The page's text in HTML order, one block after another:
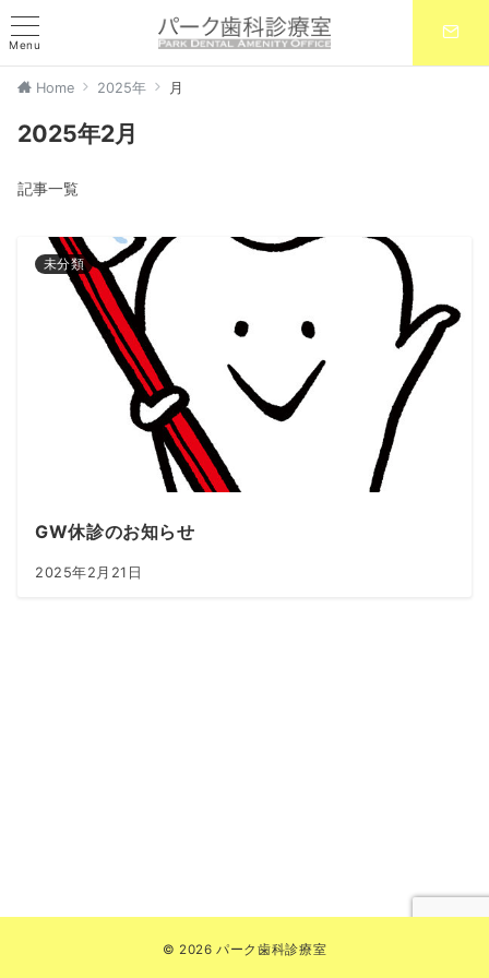
Menu
Home 2025年 月
2025年2月
記事一覧
未分類
GW休診のお知らせ
2025年2月21日
© 2026パーク歯科診療室